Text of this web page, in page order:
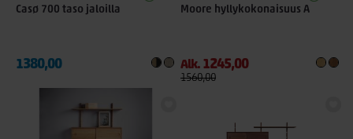
Casø 700 taso jaloilla
1380,00
Moore hyllykokonaisuus A
Alk. 1245,00
1560,00